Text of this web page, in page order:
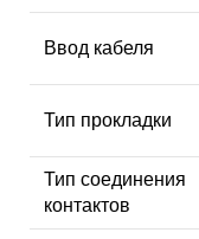
Ввод кабеля
Тип прокладки
Тип соединения
контактов